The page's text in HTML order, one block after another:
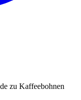
zu Kaffeebohnen